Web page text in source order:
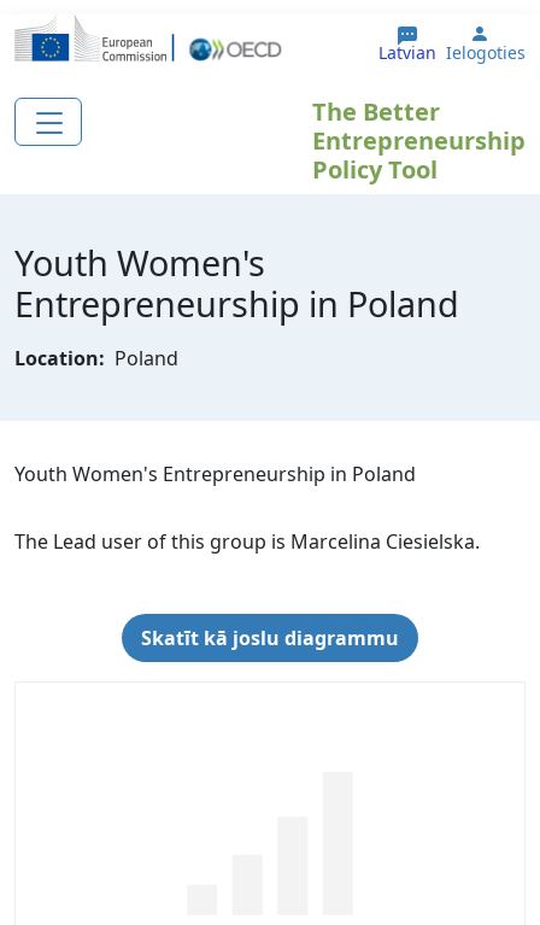
Pārlekt uz galveno saturu
Latvian User
Ielogoties
The Better
Entrepreneurship
Policy Tool
Youth Women's
Entrepreneurship in Poland
Location: Poland
Youth Women's Entrepreneurship in Poland
The Lead user of this group is Marcelina Ciesielska.
Skatīt kā joslu diagrammu